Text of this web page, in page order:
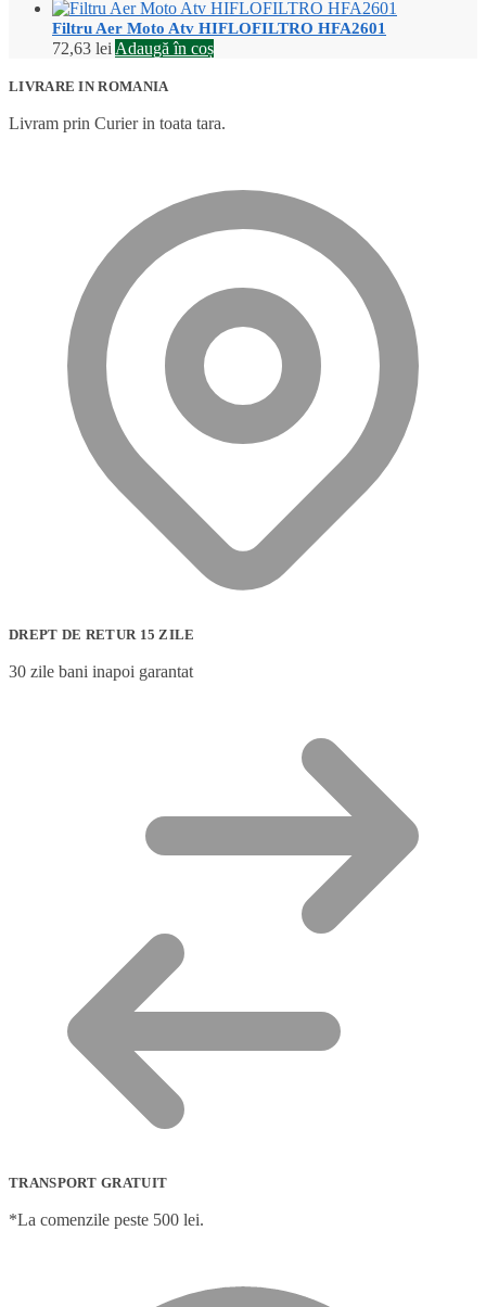
Filtru Aer Moto Atv HIFLOFILTRO HFA2601
72,63 lei Adaugă în coș
LIVRARE IN ROMANIA
Livram prin Curier in toata tara.
DREPT DE RETUR 15 ZILE
30 zile bani inapoi garantat
TRANSPORT GRATUIT
*La comenzile peste 500 lei.